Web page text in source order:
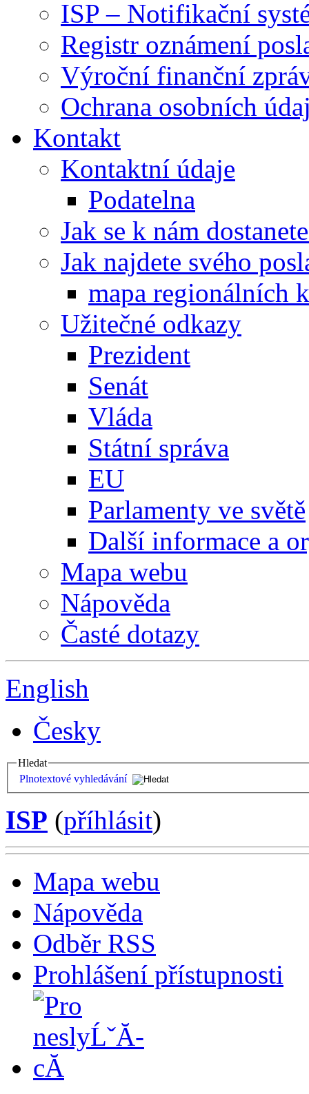
ISP – Notifikační
Registr oznámení
Výroční finanční
Ochrana osobních
Kontakt
Kontaktní údaje
Podatelna
Jak se k nám
Jak najdete svého
mapa regionálních
Užitečné odkazy
Prezident
Senát
Vláda
Státní správa
EU
Parlamenty ve světě
Další informace a
Mapa webu
Nápověda
Časté dotazy
English
Česky
Hledat
Plnotextové vyhledávání
ISP (příhlásit)
Mapa webu
Nápověda
Odběr RSS
Prohlášení přístupnosti